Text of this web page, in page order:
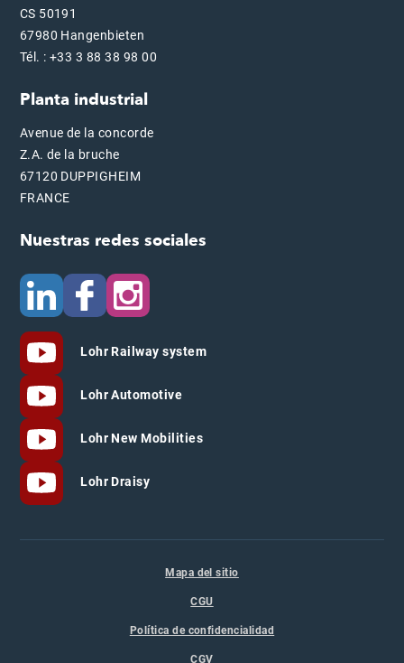
CS 50191
67980 Hangenbieten
Tél. : +33 3 88 38 98 00
Planta industrial
Avenue de la concorde
Z.A. de la bruche
67120 DUPPIGHEIM
FRANCE
Nuestras redes sociales
Lohr Railway system
Lohr Automotive
Lohr New Mobilities
Lohr Draisy
Mapa del sitio
CGU
Política de confidencialidad
CGV